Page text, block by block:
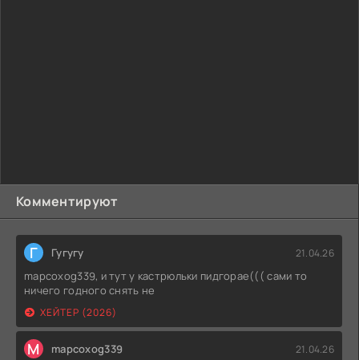
Комментируют
Г Гугугу 21.04.26
mapcoxog339, и тут у кастрюльки пидгорае((( сами то
ничего годного снять не
ХЕЙТЕР (2026)
M mapcoxog339 21.04.26